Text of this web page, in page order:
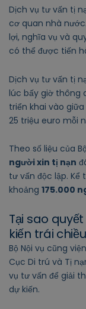
Dịch vụ tư vấn tị
cơ quan nhà
lợi, nghĩa vụ và
có thể được tiến
Dịch vụ tư vấn tị
lúc bấy giờ thông
triển khai vào
25 triệu euro mỗi
Theo số liệu của
người xin tị nạn
tư vấn độc lập.
khoảng 175.000
Tại sao
kiến trái chiều
Bộ Nội vụ cũng
Cục Di trú và Tị
vụ tư vấn để giải
dự kiến.